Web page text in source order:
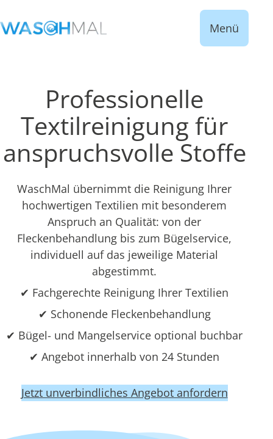
Menü
Professionelle
Textilreinigung für
anspruchsvolle Stoffe
WaschMal übernimmt die Reinigung Ihrer
hochwertigen Textilien mit besonderem
Anspruch an Qualität: von der
Fleckenbehandlung bis zum Bügelservice,
individuell auf das jeweilige Material
abgestimmt.
✔ Fachgerechte Reinigung Ihrer Textilien
✔ Schonende Fleckenbehandlung
✔ Bügel- und Mangelservice optional buchbar
✔ Angebot innerhalb von 24 Stunden
Jetzt unverbindliches Angebot anfordern